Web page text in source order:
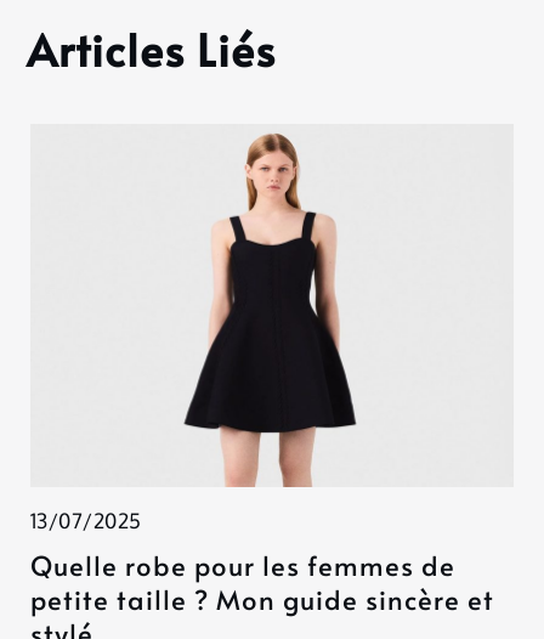
Articles Liés
13/07/2025
Quelle robe pour les femmes de
petite taille ? Mon guide sincère et